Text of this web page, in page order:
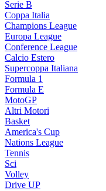
Serie B
Coppa Italia
Champions League
Europa League
Conference League
Calcio Estero
Supercoppa Italiana
Formula 1
Formula E
MotoGP
Altri Motori
Basket
America's Cup
Nations League
Tennis
Sci
Volley
Drive UP